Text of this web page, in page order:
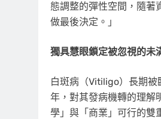
態調整的彈性空間，隨著
做最後決定。」
獨具慧眼鎖定被忽視的未
白斑病（Vitiligo）長期被
年，對其發病機轉的理解
學」與「商業」可行的雙